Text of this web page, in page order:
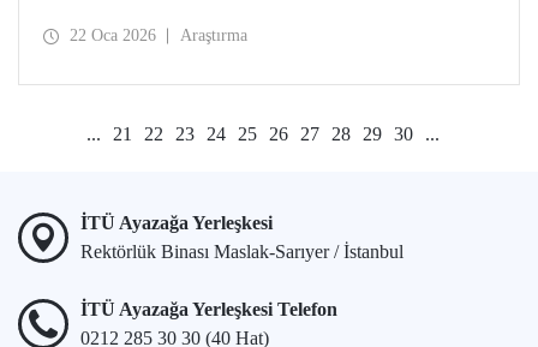
değerlendirme sonuçlarına göre 24 projesiyle
22 Oca 2026 Araştırma
... 21 22 23 24 25 26 27 28 29 30 ...
İTÜ Ayazağa Yerleşkesi
Rektörlük Binası Maslak-Sarıyer / İstanbul
İTÜ Ayazağa Yerleşkesi Telefon
0212 285 30 30 (40 Hat)